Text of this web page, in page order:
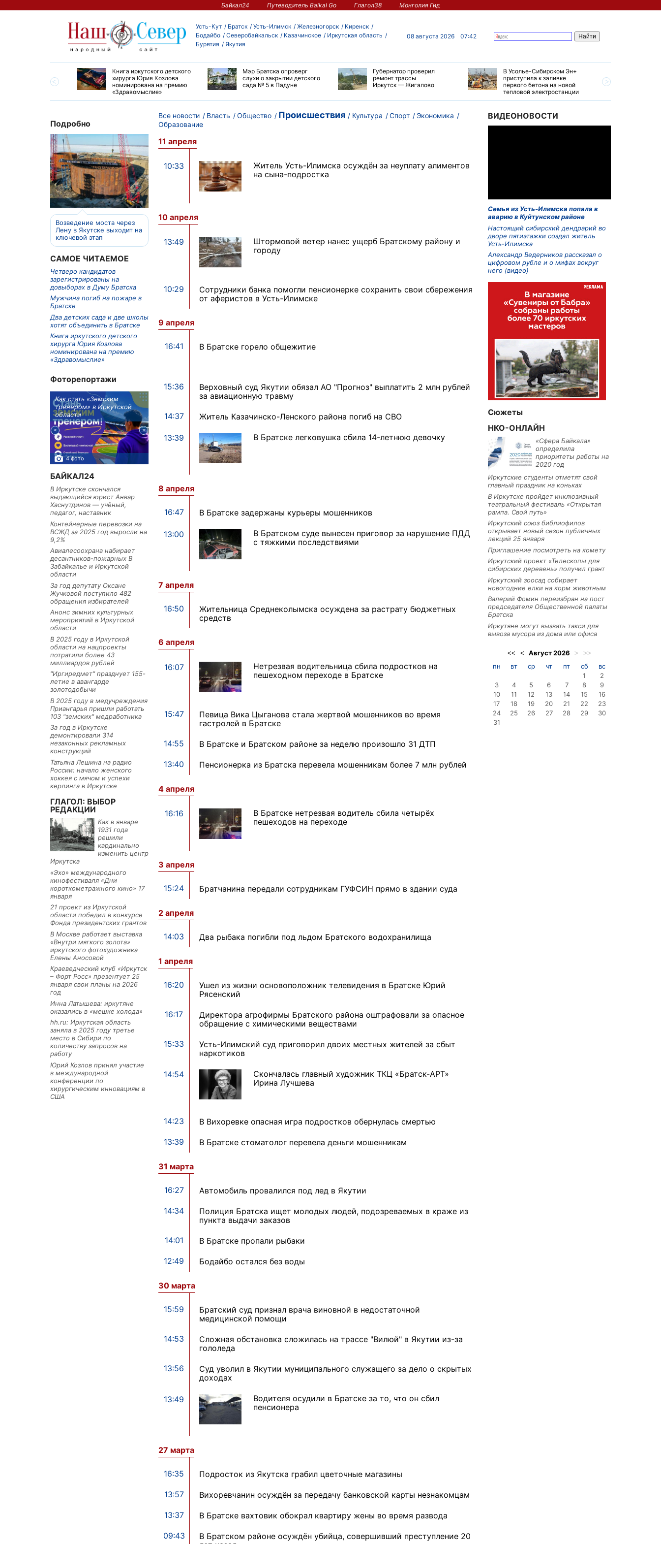
Байкал24 Путеводитель Baikal Go Глагол38 Монголия Гид
Усть-Кут Братск Усть-Илимск Железногорск
Киренск
Бодайбо
Северобайкальск Казачинское
Иркутская область
Бурятия
Якутия
08 августа 2026 07:42
большой эстафеты
Книга иркутского детского
хирурга Юрия Козлова
номинирована на премию
«Здравомыслие»
Мэр Братска опроверг
слухи о закрытии детского
сада № 5 в Падуне
Губернатор проверил
ремонт трассы
Иркутск — Жигалово
В Усолье-Сибирском Эн+
приступила к заливке
первого бетона на новой
тепловой электростанции
Подробно
Возведение моста через
Лену в Якутске выходит на
ключевой этап
САМОЕ ЧИТАЕМОЕ
Четверо кандидатов
зарегистрированы на
довыборах в Думу Братска
Мужчина погиб на пожаре в
Братске
Два детских сада и две школы
хотят объединить в Братске
Книга иркутского детского
хирурга Юрия Козлова
номинирована на премию
«Здравомыслие»
Фоторепортажи
Как стать «Земским
тренером» в Иркутской
области
4 фото
Три охотника за черемшой
районе
Льготный заём в 9
машиностроительное
предприятие из Иркутской
области
БАЙКАЛ24
В Иркутске скончался
выдающийся юрист Анвар
Хаснутдинов — учёный,
педагог, наставник
Контейнерные перевозки на
ВСЖД за 2025 год выросли на
9,2%
Авиалесоохрана набирает
десантников-пожарных В
Забайкалье и Иркутской
области
За год депутату Оксане
Жучковой поступило 482
обращения избирателей
Анонс зимних культурных
мероприятий в Иркутской
области
В 2025 году в Иркутской
области на нацпроекты
потратили более 43
миллиардов рублей
"Иргиредмет" празднует 155-
летие в авангарде
золотодобычи
В 2025 году в медучреждения
Приангарья пришли работать
103 "земских" медработника
За год в Иркутске
демонтировали 314
незаконных рекламных
конструкций
Татьяна Лешина на радио
России: начало женского
хоккея с мячом и успехи
керлинга в Иркутске
ГЛАГОЛ: ВЫБОР
РЕДАКЦИИ
Как в январе
1931 года
решили
кардинально
изменить центр
Иркутска
«Эхо» международного
кинофестиваля «Дни
короткометражного кино» 17
января
21 проект из Иркутской
области победил в конкурсе
Фонда президентских грантов
В Москве работает выставка
«Внутри мягкого золота»
иркутского фотохудожника
Елены Аносовой
Краеведческий клуб «Иркутск
– Форт Росс» презентует 25
января свои планы на 2026
год
Инна Латышева: иркутяне
оказались в «мешке холода»
hh.ru: Иркутская область
заняла в 2025 году третье
место в Сибири по
количеству запросов на
работу
Юрий Козлов принял участие
в международной
конференции по
хирургическим инновациям в
США
Все новости Власть Общество Происшествия Культура Спорт
Экономика
Образование
11 апреля
10:33
Житель Усть-Илимска осуждён за неуплату алиментов
на сына-подростка
10 апреля
13:49
Штормовой ветер нанес ущерб Братскому району и
городу
10:29
Сотрудники банка помогли пенсионерке сохранить свои сбережения
от аферистов в Усть-Илимске
9 апреля
16:41 В Братске горело общежитие
15:36
Верховный суд Якутии обязал АО "Прогноз" выплатить 2 млн рублей
за авиационную травму
14:37 Житель Казачинско-Ленского района погиб на СВО
13:39 В Братске легковушка сбила 14-летнюю девочку
8 апреля
16:47 В Братске задержаны курьеры мошенников
13:00
В Братском суде вынесен приговор за нарушение ПДД
с тяжкими последствиями
7 апреля
16:50
Жительница Среднеколымска осуждена за растрату бюджетных
средств
6 апреля
16:07
Нетрезвая водительница сбила подростков на
пешеходном переходе в Братске
15:47
Певица Вика Цыганова стала жертвой мошенников во время
гастролей в Братске
14:55 В Братске и Братском районе за неделю произошло 31 ДТП
13:40 Пенсионерка из Братска перевела мошенникам более 7 млн рублей
4 апреля
16:16
В Братске нетрезвая водитель сбила четырёх
пешеходов на переходе
3 апреля
15:24 Братчанина передали сотрудникам ГУФСИН прямо в здании суда
2 апреля
14:03 Два рыбака погибли под льдом Братского водохранилища
1 апреля
16:20
Ушел из жизни основоположник телевидения в Братске Юрий
Рясенский
16:17
Директора агрофирмы Братского района оштрафовали за опасное
обращение с химическими веществами
15:33
Усть-Илимский суд приговорил двоих местных жителей за сбыт
наркотиков
14:54
Скончалась главный художник ТКЦ «Братск-АРТ»
Ирина Лучшева
14:23 В Вихоревке опасная игра подростков обернулась смертью
13:39 В Братске стоматолог перевела деньги мошенникам
31 марта
16:27 Автомобиль провалился под лед в Якутии
14:34
Полиция Братска ищет молодых людей, подозреваемых в краже из
пункта выдачи заказов
14:01 В Братске пропали рыбаки
12:49 Бодайбо остался без воды
30 марта
15:59
Братский суд признал врача виновной в недостаточной
медицинской помощи
14:53
Сложная обстановка сложилась на трассе "Вилюй" в Якутии из-за
гололеда
13:56
Суд уволил в Якутии муниципального служащего за дело о скрытых
доходах
13:49
Водителя осудили в Братске за то, что он сбил
пенсионера
27 марта
16:35 Подросток из Якутска грабил цветочные магазины
13:57 Вихоревчанин осуждён за передачу банковской карты незнакомцам
13:37 В Братске вахтовик обокрал квартиру жены во время развода
09:43
В Братском районе осуждён убийца, совершивший преступление 20
ВИДЕОНОВОСТИ
Семья из Усть-Илимска попала в
аварию в Куйтунском районе
Настоящий сибирский дендрарий во
дворе пятиэтажки создал житель
Усть-Илимска
Александр Ведерников рассказал о
цифровом рубле и о мифах вокруг
него (видео)
Сюжеты
НКО-ОНЛАЙН
«Сфера Байкала»
определила
приоритеты работы на
2020 год
Иркутские студенты отметят свой
главный праздник на коньках
В Иркутске пройдет инклюзивный
театральный фестиваль «Открытая
рампа. Свой путь»
Иркутский союз библиофилов
открывает новый сезон публичных
лекций 25 января
Приглашение посмотреть на комету
Иркутский проект «Телескопы для
сибирских деревень» получил грант
Иркутский зоосад собирает
новогодние елки на корм животным
Валерий Фомин переизбран на пост
председателя Общественной палаты
Братска
Иркутяне могут вызвать такси для
вывоза мусора из дома или офиса
<< < Август2026 > >>
пн вт ср чт пт сб
вс
1
2
3
4 5 6 7 8
9
10
11 12 13 14 15
16
17
18 19 20 21 22
23
24
25 26 27 28 29
30
31